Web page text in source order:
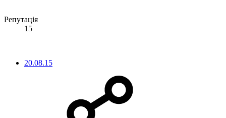
Репутація
15
20.08.15